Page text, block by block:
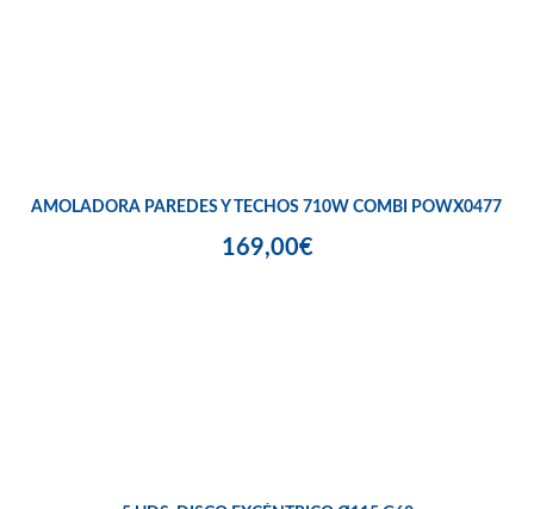
AMOLADORA PAREDES Y TECHOS 710W COMBI POWX0477
169,00€